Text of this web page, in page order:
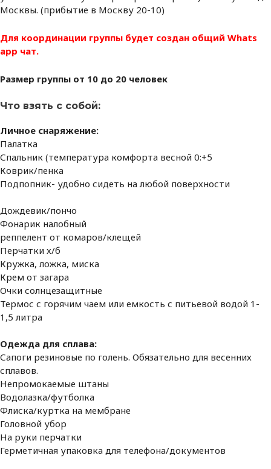
Москвы. (прибытие в Москву 20-10)
Для координации группы будет создан общий Whats
app чат.
Размер группы от 10 до 20 человек
Что взять с собой:
Личное снаряжение:
Палатка
Спальник (температура комфорта весной 0:+5
Коврик/пенка
Подпопник- удобно сидеть на любой поверхности
Дождевик/пончо
Фонарик налобный
реппелент от комаров/клещей
Перчатки х/б
Кружка, ложка, миска
Крем от загара
Очки солнцезащитные
Термос с горячим чаем или емкость с питьевой водой 1-
1,5 литра
Одежда для сплава:
Сапоги резиновые по голень. Обязательно для весенних
сплавов.
Непромокаемые штаны
Водолазка/футболка
Флиска/куртка на мембране
Головной убор
На руки перчатки
Герметичная упаковка для телефона/документов